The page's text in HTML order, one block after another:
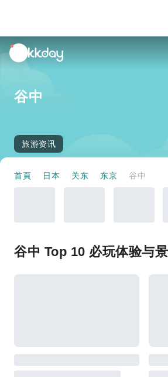
unread
notifications
谷中
旅游资讯
首頁 日本 关东 东京 谷中
谷中 Top 10 必玩体验与